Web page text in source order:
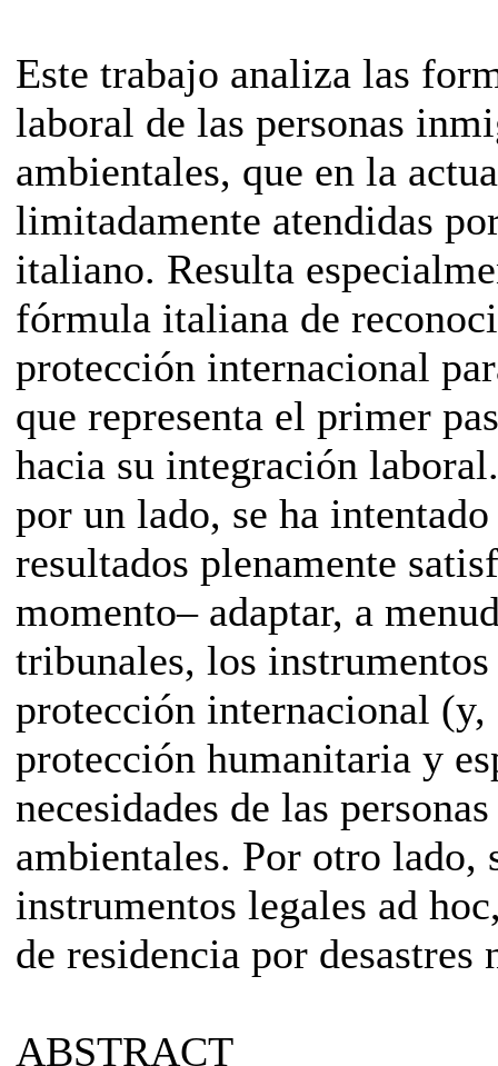
Este trabajo analiza las
laboral de las personas
ambientales, que en la
limitadamente atendidas
italiano. Resulta
fórmula italiana de
protección internacional
que representa el primer
hacia su integración
por un lado, se ha
resultados plenamente
momento– adaptar, a
tribunales, los
protección internacional
protección humanitaria y
necesidades de las
ambientales. Por otro lado,
instrumentos legales ad
de residencia por desastres
ABSTRACT